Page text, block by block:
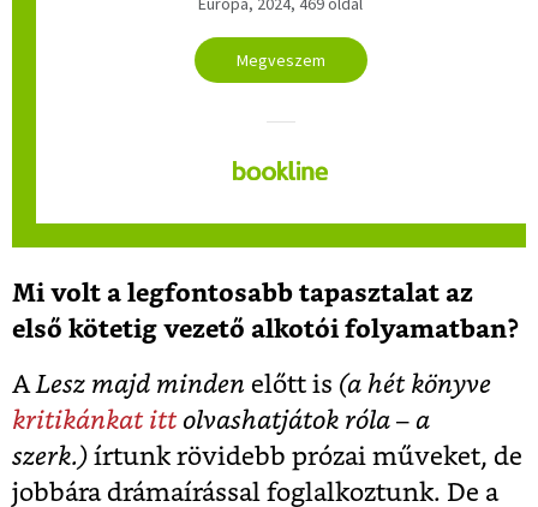
Megveszem
Mi volt a legfontosabb tapasztalat az
első kötetig vezető alkotói folyamatban?
A Lesz majd minden előtt is (a hét könyve
kritikánkat ittolvashatjátok róla – a
szerk.) írtunk rövidebb prózai műveket, de
jobbára drámaírással foglalkoztunk. De a